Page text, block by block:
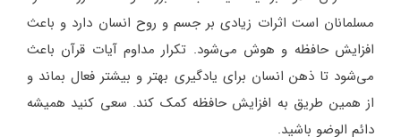
مسلمانان است اثرات زیادی بر جسم و روح انسان دارد و باعث
افزایش حافظه و هوش می‌شود. تکرار مداوم آیات قرآن باعث
می‌شود تا ذهن انسان برای یادگیری بهتر و بیشتر فعال بماند و
از همین طریق به افزایش حافظه کمک کند. سعی کنید همیشه
دائم الوضو باشید.